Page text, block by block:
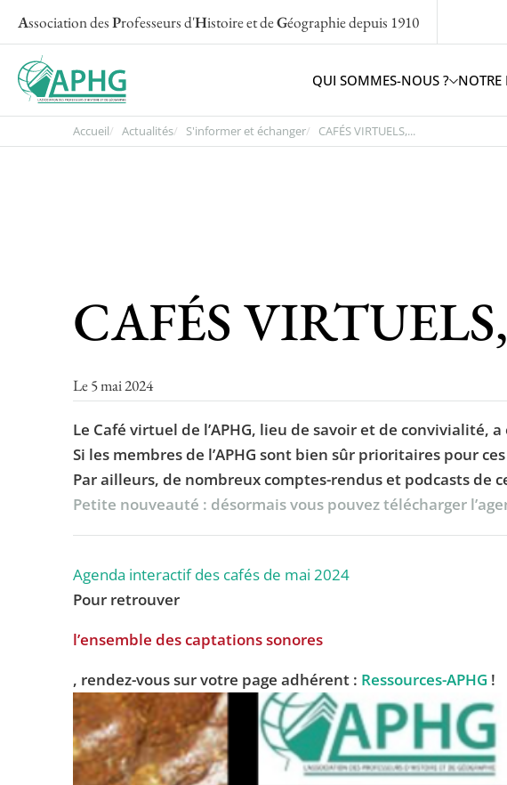
Association desProfesseurs d'Histoire et deGéographiedepuis 1910
QUI SOMMES-NOUS ? NOTRE
Accueil Actualités S'informer et échanger CAFÉS VIRTUELS,...
CAFÉS
Le 5 mai 2024
Le Café virtuel de l’APHG, lieu de savoir et de
Si les membres de l’APHG sont bien sûr prioritaires pour
Par ailleurs, de nombreux comptes-rendus et podcasts de
Petite nouveauté : désormais vous pouvez télécharger
Agenda interactif des cafés de mai 2024
Pour retrouver
l’ensemble des captations sonores
, rendez-vous sur votre page adhérent : Ressources-APHG !